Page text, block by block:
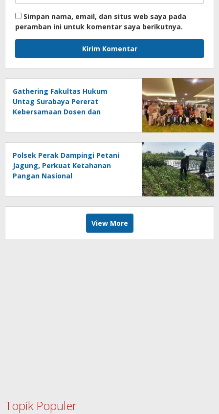
Simpan nama, email, dan situs web saya pada
peramban ini untuk komentar saya berikutnya.
Gathering Fakultas Hukum
Untag Surabaya Pererat
Kebersamaan Dosen dan
Bali Overland Trip 2026
Polsek Perak Dampingi Petani
Jagung, Perkuat Ketahanan
Pangan Nasional
View More
Topik Populer